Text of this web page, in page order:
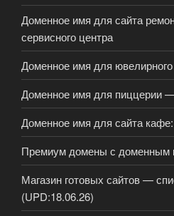
Доменное имя для сайта
сервисного центра
Доменное имя для
Доменное имя для пиццерии
Доменное имя для сайта
Премиум домены с доменным
Магазин готовых сайтов —
(UPD:18.06.26)